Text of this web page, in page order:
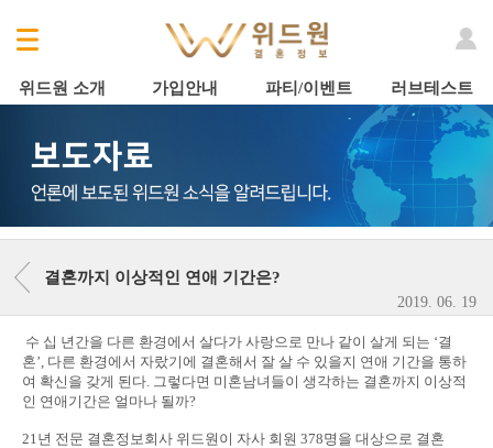
위드원 소개 가입안내 파티/이벤트 러브테스트
결혼까지 이상적인 연애 기간은?
2019. 06. 19
수 십 년간을 다른 환경에서 살다가 사랑으로 만나 같이 살게 되는 ‘결
혼’, 다른 환경에서 자랐기에 결혼해서 잘 살 수 있을지 연애 기간을 통하
여 확신을 갖게 된다. 그렇다면 미혼남녀들이 생각하는 결혼까지 이상적
인 연애기간은 얼마나 될까?
21년 전문 결혼정보회사 위드원이 자사 회원 378명을 대상으로 결혼